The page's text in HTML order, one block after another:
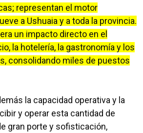
representan el motor
a Ushuaia y a toda la provincia.
un impacto directo en el
la hotelería, la gastronomía y los
consolidando miles de puestos
la capacidad operativa y la
y operar esta cantidad de
gran porte y sofisticación,